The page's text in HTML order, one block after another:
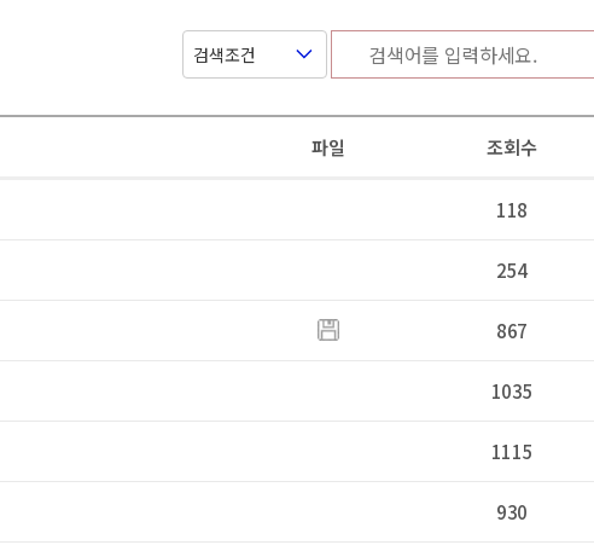
파일 조회수
118
254
867
1035
1115
930